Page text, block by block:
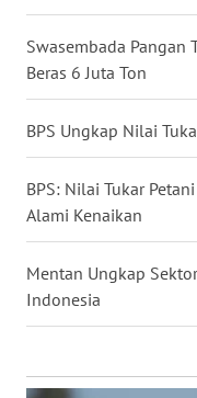
Swasembada Pangan
Beras 6 Juta Ton
BPS Ungkap Nilai
BPS: Nilai Tukar
Alami Kenaikan
Mentan Ungkap
Indonesia
WN
SUMBAR
WN
SUMSEL
WN
BENGKULU
LAMPUNG